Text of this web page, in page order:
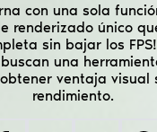
con una sola
renderizado único
sin bajar los
una
ventaja visual
rendimiento.